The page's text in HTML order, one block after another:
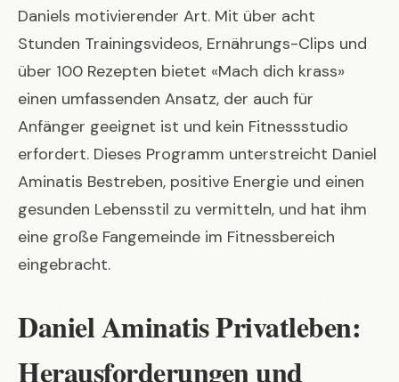
Daniels motivierender Art. Mit über acht
Stunden Trainingsvideos, Ernährungs-Clips und
über 100 Rezepten bietet «Mach dich krass»
einen umfassenden Ansatz, der auch für
Anfänger geeignet ist und kein Fitnessstudio
erfordert. Dieses Programm unterstreicht Daniel
Aminatis Bestreben, positive Energie und einen
gesunden Lebensstil zu vermitteln, und hat ihm
eine große Fangemeinde im Fitnessbereich
eingebracht.
Daniel Aminatis Privatleben:
Herausforderungen und